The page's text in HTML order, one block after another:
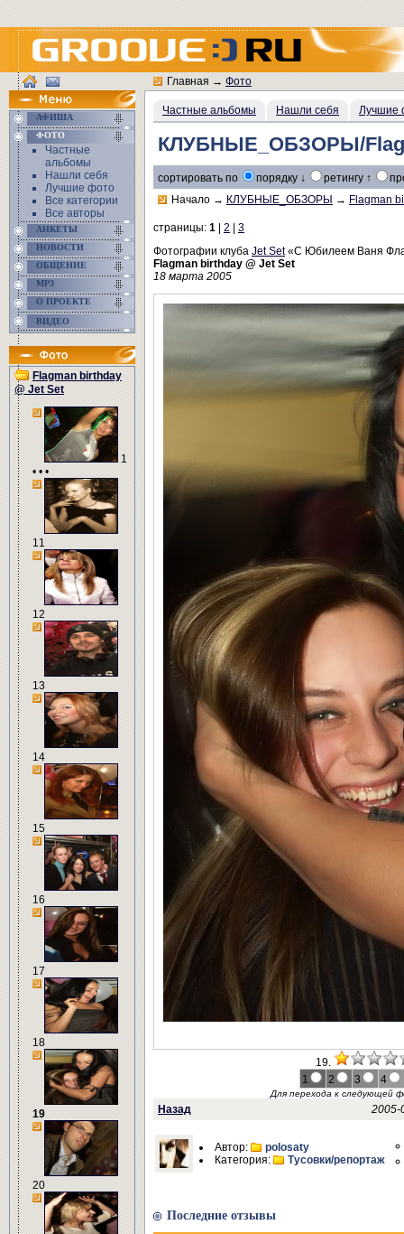
АФИША
ФОТО
Частные
альбомы
Нашли себя
Лучшие фото
Все категории
Все авторы
АНКЕТЫ
НОВОСТИ
ОБЩЕНИЕ
MP3
О ПРОЕКТЕ
ВИДЕО
Flagman birthday
@ Jet Set
1
• • •
11
12
13
14
15
16
17
18
19
20
Главная→Фото
Частные альбомы Нашли себя Лучшие
КЛУБНЫЕ_ОБЗОРЫ/
сортировать по порядку ↓ ретингу ↑
Начало → КЛУБНЫЕ_ОБЗОРЫ → Flagman
страницы: 1 2
3
Фотографии клуба Jet Set«С Юбилеем Ваня
Flagman birthday @ Jet Set
18 марта 2005
19.
1
2 3 4
Для перехода к следующей
Назад 2005-
Автор:
polosaty
Категория:
Тусовки/репортаж
Последние отзывы